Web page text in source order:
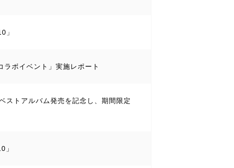
」
ボイベント」実施レポート
ストアルバム発売を記念し、期間限定
」